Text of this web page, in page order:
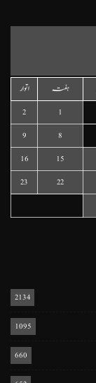
ہفتہ
اتوار
1
2
8
9
15
16
22
23
2134
1095
660